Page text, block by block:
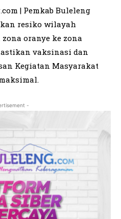
| Pemkab Buleleng
resiko wilayah
oranye ke zona
vaksinasi dan
Kegiatan Masyarakat
-